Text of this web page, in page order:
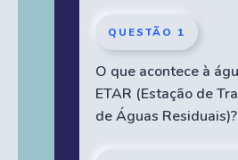
QUESTÃO 1
O que acontece à
ETAR (Estação de
de Águas Residuais)?